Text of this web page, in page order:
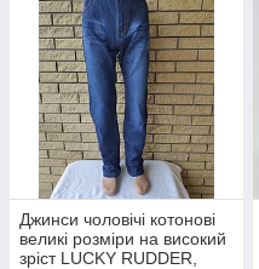
Джинси чоловічі котонові
великі розміри на високий
зріст LUCKY RUDDER,